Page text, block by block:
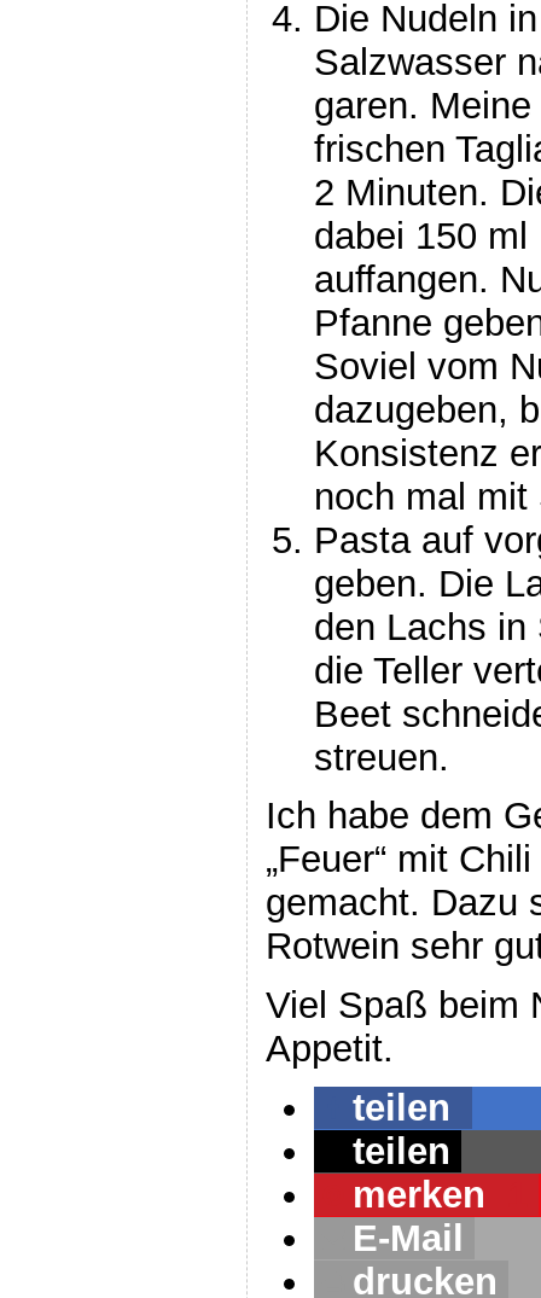
Die Nudeln
Salzwasser
garen.
frischen
2 Minuten.
dabei 150 ml
auffangen.
Pfanne
Soviel vom
dazugeben,
Konsistenz
noch mal
Pasta auf
geben. Die
den Lachs in
die Teller
Beet
streuen.
Ich habe dem
„Feuer“ mit
gemacht. Dazu
Rotwein sehr
Viel Spaß beim
Appetit.
teilen
teilen
merken
E-Mail
drucken